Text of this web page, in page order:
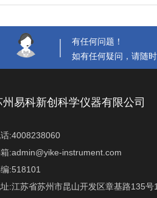
紫外可见近红外光谱仪
有任何问题！
如有任何疑问，请随时
州易科新创科学仪器有限公司
:4008238060
:admin@yike-instrument.com
:518101
:江苏省苏州市昆山开发区章基路135号